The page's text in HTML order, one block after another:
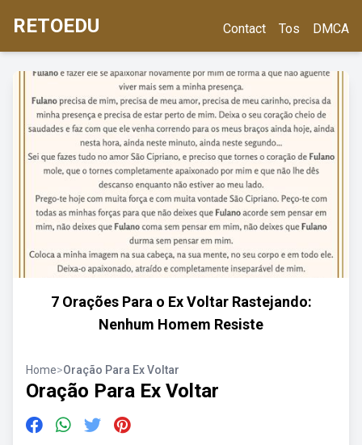
RETOEDU Contact Tos DMCA
7 Orações Para o Ex Voltar Rastejando:
Nenhum Homem Resiste
Home>Oração Para Ex Voltar
Oração Para Ex Voltar